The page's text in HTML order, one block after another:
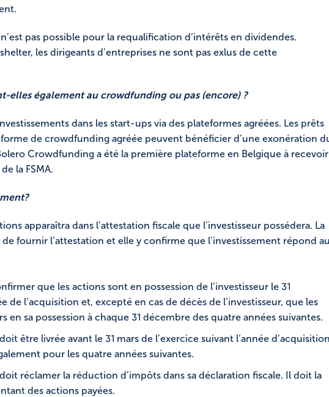
pas possible pour la requalification d’intérêts en dividendes.
les dirigeants d’entreprises ne sont pas exlus de cette
elles également au crowdfunding ou pas (encore) ?
dans les start-ups via des plateformes agréées. Les prêts
de crowdfunding agréée peuvent bénéficier d’une exonération
Crowdfunding a été la première plateforme en Belgique à recevoir
la FSMA.
apparaîtra dans l’attestation fiscale que l’investisseur possédera. La
fournir l’attestation et elle y confirme que l’investissement répond
que les actions sont en possession de l’investisseur le 31
de l’acquisition et, excepté en cas de décès de l’investisseur, que les
en sa possession à chaque 31 décembre des quatre années suivantes.
être livrée avant le 31 mars de l’exercice suivant l’année
pour les quatre années suivantes.
réclamer la réduction d’impôts dans sa déclaration fiscale. Il doit la
des actions payées.